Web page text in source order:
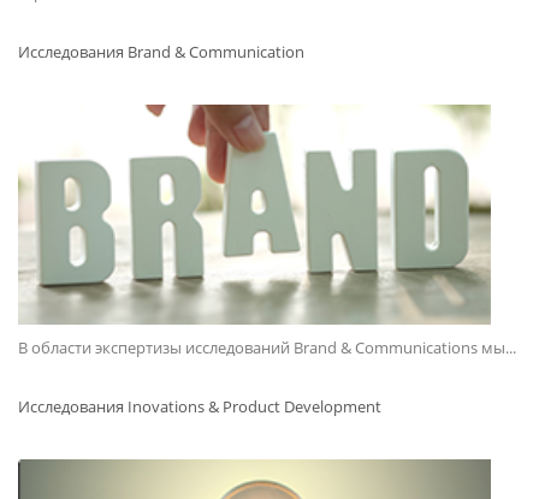
Исследования Brand & Communication
В области экспертизы исследований Brand & Communications мы...
Исследования Inovations & Product Development